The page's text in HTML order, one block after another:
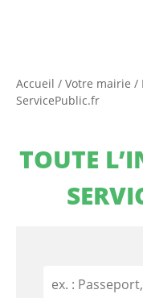
Accueil / Votre mairie /
ServicePublic.fr
TOUTE